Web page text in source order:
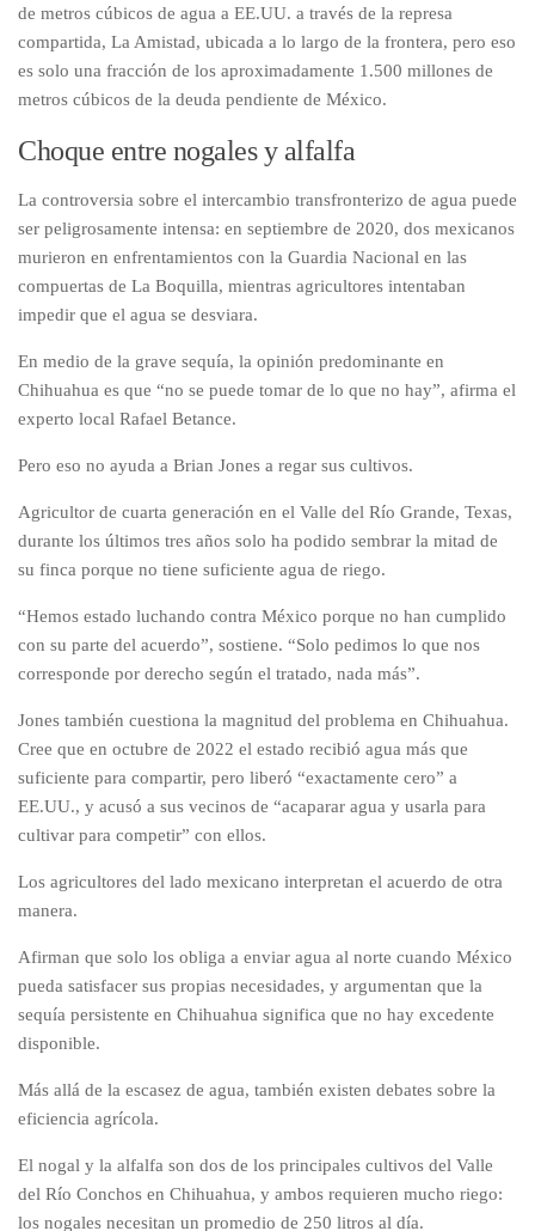
de metros cúbicos de agua a EE.UU. a través de la represa
compartida, La Amistad, ubicada a lo largo de la frontera, pero eso
es solo una fracción de los aproximadamente 1.500 millones de
metros cúbicos de la deuda pendiente de México.
Choque entre nogales y alfalfa
La controversia sobre el intercambio transfronterizo de agua puede
ser peligrosamente intensa: en septiembre de 2020, dos mexicanos
murieron en enfrentamientos con la Guardia Nacional en las
compuertas de La Boquilla, mientras agricultores intentaban
impedir que el agua se desviara.
En medio de la grave sequía, la opinión predominante en
Chihuahua es que “no se puede tomar de lo que no hay”, afirma el
experto local Rafael Betance.
Pero eso no ayuda a Brian Jones a regar sus cultivos.
Agricultor de cuarta generación en el Valle del Río Grande, Texas,
durante los últimos tres años solo ha podido sembrar la mitad de
su finca porque no tiene suficiente agua de riego.
“Hemos estado luchando contra México porque no han cumplido
con su parte del acuerdo”, sostiene. “Solo pedimos lo que nos
corresponde por derecho según el tratado, nada más”.
Jones también cuestiona la magnitud del problema en Chihuahua.
Cree que en octubre de 2022 el estado recibió agua más que
suficiente para compartir, pero liberó “exactamente cero” a
EE.UU., y acusó a sus vecinos de “acaparar agua y usarla para
cultivar para competir” con ellos.
Los agricultores del lado mexicano interpretan el acuerdo de otra
manera.
Afirman que solo los obliga a enviar agua al norte cuando México
pueda satisfacer sus propias necesidades, y argumentan que la
sequía persistente en Chihuahua significa que no hay excedente
disponible.
Más allá de la escasez de agua, también existen debates sobre la
eficiencia agrícola.
El nogal y la alfalfa son dos de los principales cultivos del Valle
del Río Conchos en Chihuahua, y ambos requieren mucho riego:
los nogales necesitan un promedio de 250 litros al día.